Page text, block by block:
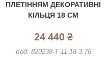
ПЛЕТІННЯМ ДЕКОРАТИВНІ
КІЛЬЦЯ 18 СМ
24 440 ₴
820238-Т-11 18 3.76